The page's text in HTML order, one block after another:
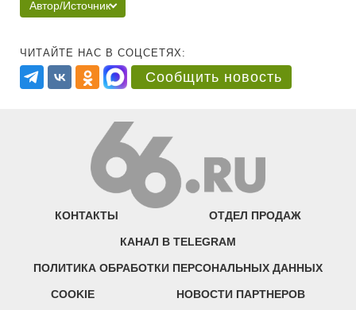
Автор/Источник
ЧИТАЙТЕ НАС В СОЦСЕТЯХ:
Сообщить новость
КОНТАКТЫ ОТДЕЛ ПРОДАЖ
КАНАЛ В TELEGRAM
ПОЛИТИКА ОБРАБОТКИ ПЕРСОНАЛЬНЫХ ДАННЫХ
COOKIE НОВОСТИ ПАРТНЕРОВ